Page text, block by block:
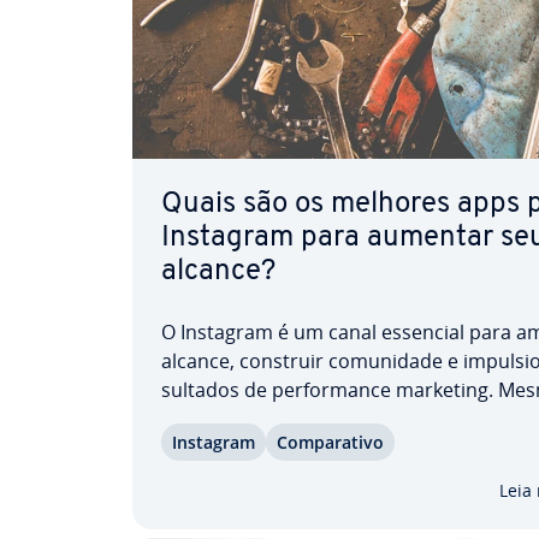
Quais são os melhores apps
Instagram para aumentar
alcance?
O Instagram é um canal essencial para
alcance, construir co­mu­ni­dade e
sul­ta­dos de per­for­mance marketing.
para Instagram dedicados otimizam a
Instagram Com­pa­ra­tivo
Leia